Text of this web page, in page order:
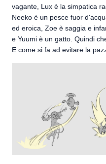
vagante, Lux è la simpatica
Neeko è un pesce fuor
ed eroica, Zoe è saggia e
e Yuumi è un gatto. Quindi
E come si fa ad evitare la